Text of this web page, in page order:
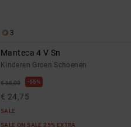
3
Manteca 4 V Sn
Kinderen Groen Schoenen
€ 55,00 55%
€ 24,75
SALE
SALE ON SALE 25% EXTRA